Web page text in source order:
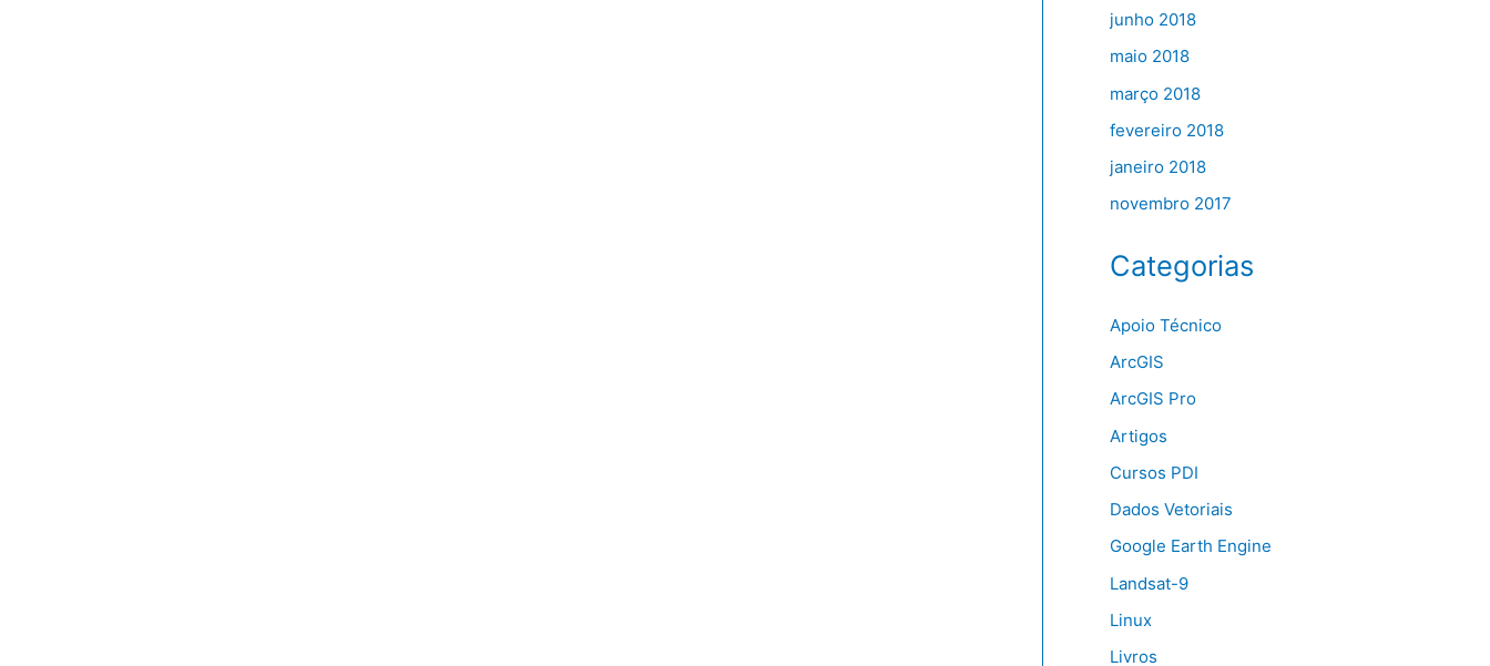
junho 2018
maio 2018
março 2018
fevereiro 2018
janeiro 2018
novembro 2017
Categorias
Apoio Técnico
ArcGIS
ArcGIS Pro
Artigos
Cursos PDI
Dados Vetoriais
Google Earth Engine
Landsat-9
Linux
Livros